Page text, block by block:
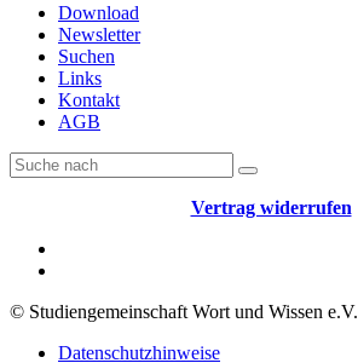
Download
Newsletter
Suchen
Links
Kontakt
AGB
Vertrag widerrufen
© Studiengemeinschaft Wort und Wissen e.V.
Datenschutzhinweise